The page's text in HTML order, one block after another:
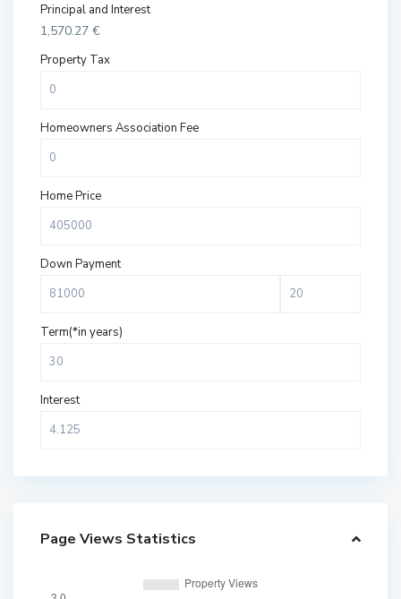
Principal and Interest
1,570.27 €
Property Tax
Homeowners Association Fee
Home Price
Down Payment
Term(*in years)
Interest
Page Views Statistics